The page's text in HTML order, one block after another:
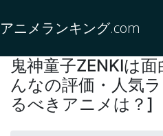
アニメランキング.com
鬼神童子ZENKIは
んなの評価・人気
るべきアニメは？]